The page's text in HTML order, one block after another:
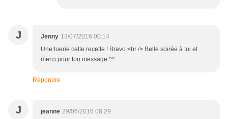
J Jenny 13/07/2016 00:14
Une tuerie cette recette ! Bravo <br /> Belle soirée à toi et
merci pour ton message ^^
Répondre
J jeanne 29/06/2016 08:29